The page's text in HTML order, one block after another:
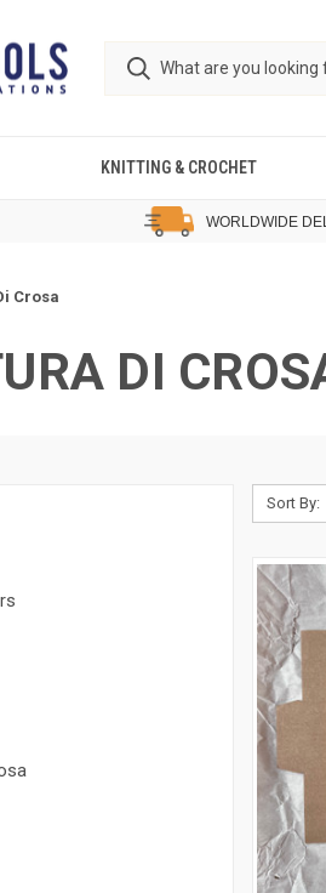
KNITTING & CROCHET
WORLDWIDE
Crosa
DI
Sort By: